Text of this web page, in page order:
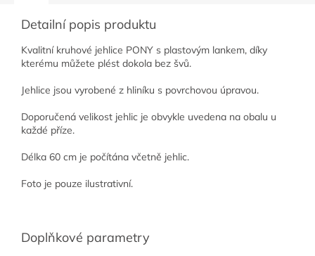
Detailní popis produktu
Kvalitní kruhové jehlice PONY s plastovým lankem, díky
kterému můžete plést dokola bez švů.
Jehlice jsou vyrobené z hliníku s povrchovou úpravou.
Doporučená velikost jehlic je obvykle uvedena na obalu u
každé příze.
Délka 60 cm je počítána včetně jehlic.
Foto je pouze ilustrativní.
Doplňkové parametry